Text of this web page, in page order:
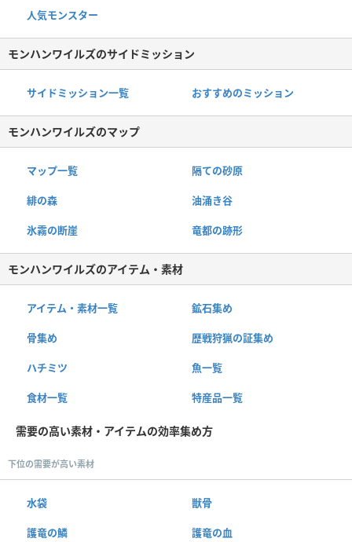
人気モンスター
モンハンワイルズのサイドミッション
サイドミッション一覧 おすすめのミッション
モンハンワイルズのマップ
マップ一覧 隔ての砂原
緋の森 油涌き谷
氷霧の断崖 竜都の跡形
モンハンワイルズのアイテム・素材
アイテム・素材一覧 鉱石集め
骨集め 歴戦狩猟の証集め
ハチミツ 魚一覧
食材一覧 特産品一覧
需要の高い素材・アイテムの効率集め方
下位の需要が高い素材
水袋 獣骨
護竜の鱗 護竜の血